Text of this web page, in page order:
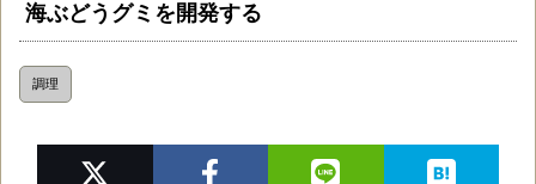
海ぶどうグミを開発する
調理